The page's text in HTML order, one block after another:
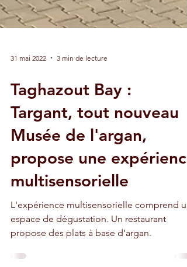
31 mai 2022 3 min de lecture
Taghazout Bay :
Targant, tout nouveau
Musée de l'argan,
propose une expérience
multisensorielle